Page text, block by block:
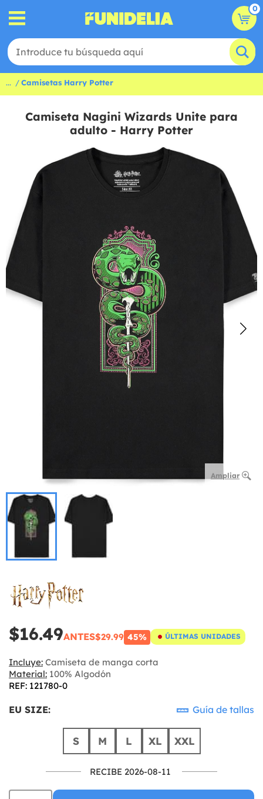
0
... Camisetas Harry Potter
Camiseta Nagini Wizards Unite para
adulto - Harry Potter
Ampliar
$16.49ANTES$29.99 45% ÚLTIMAS UNIDADES
Incluye: Camiseta de manga corta
Material: 100% Algodón
REF: 121780-0
EU SIZE: Guía de tallas
S M L XL XXL
RECIBE 2026-08-11